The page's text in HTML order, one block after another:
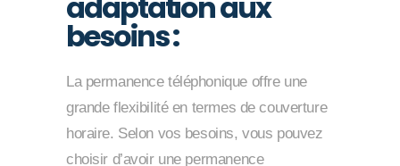
besoins :
La permanence téléphonique offre une
grande flexibilité en termes de couverture
horaire. Selon vos besoins, vous pouvez
choisir d’avoir une permanence